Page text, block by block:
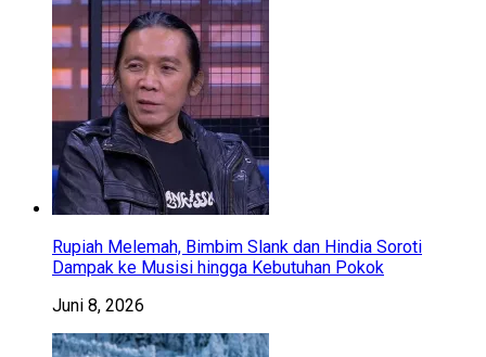
Rupiah Melemah, Bimbim Slank dan Hindia Soroti
Dampak ke Musisi hingga Kebutuhan Pokok
Juni 8, 2026